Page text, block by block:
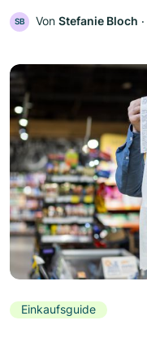
SB Von Stefanie Bloch ‧
Einkaufsguide